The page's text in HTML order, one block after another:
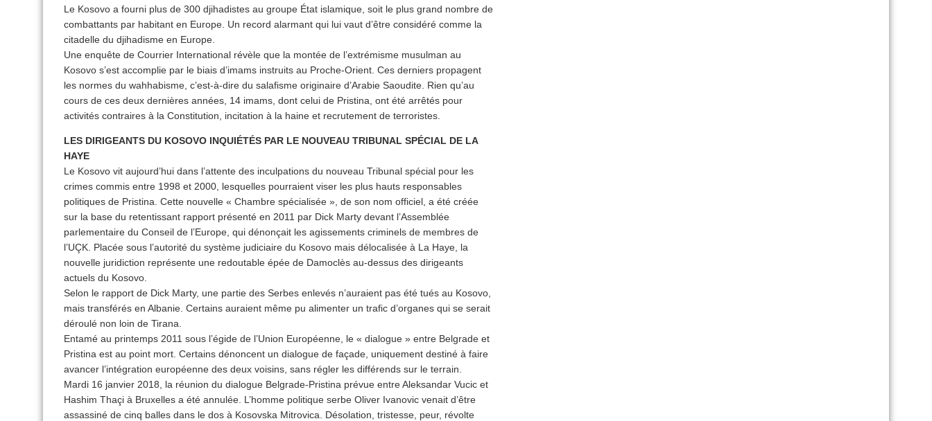
Le Kosovo a fourni plus de 300 djihadistes au groupe État islamique, soit le plus grand nombre de
combattants par habitant en Europe. Un record alarmant qui lui vaut d’être considéré comme la
citadelle du djihadisme en Europe.
Une enquête de Courrier International révèle que la montée de l’extrémisme musulman au
Kosovo s’est accomplie par le biais d’imams instruits au Proche-Orient. Ces derniers propagent
les normes du wahhabisme, c’est-à-dire du salafisme originaire d’Arabie Saoudite. Rien qu’au
cours de ces deux dernières années, 14 imams, dont celui de Pristina, ont été arrêtés pour
activités contraires à la Constitution, incitation à la haine et recrutement de terroristes.
LES DIRIGEANTS DU KOSOVO INQUIÉTÉS PAR LE NOUVEAU TRIBUNAL SPÉCIAL DE LA
HAYE
Le Kosovo vit aujourd’hui dans l’attente des inculpations du nouveau Tribunal spécial pour les
crimes commis entre 1998 et 2000, lesquelles pourraient viser les plus hauts responsables
politiques de Pristina. Cette nouvelle « Chambre spécialisée », de son nom officiel, a été créée
sur la base du retentissant rapport présenté en 2011 par Dick Marty devant l’Assemblée
parlementaire du Conseil de l’Europe, qui dénonçait les agissements criminels de membres de
l’UÇK. Placée sous l’autorité du système judiciaire du Kosovo mais délocalisée à La Haye, la
nouvelle juridiction représente une redoutable épée de Damoclès au-dessus des dirigeants
actuels du Kosovo.
Selon le rapport de Dick Marty, une partie des Serbes enlevés n’auraient pas été tués au Kosovo,
mais transférés en Albanie. Certains auraient même pu alimenter un trafic d’organes qui se serait
déroulé non loin de Tirana.
Entamé au printemps 2011 sous l’égide de l’Union Européenne, le « dialogue » entre Belgrade et
Pristina est au point mort. Certains dénoncent un dialogue de façade, uniquement destiné à faire
avancer l’intégration européenne des deux voisins, sans régler les différends sur le terrain.
Mardi 16 janvier 2018, la réunion du dialogue Belgrade-Pristina prévue entre Aleksandar Vucic et
Hashim Thaçi à Bruxelles a été annulée. L’homme politique serbe Oliver Ivanovic venait d’être
assassiné de cinq balles dans le dos à Kosovska Mitrovica. Désolation, tristesse, peur, révolte